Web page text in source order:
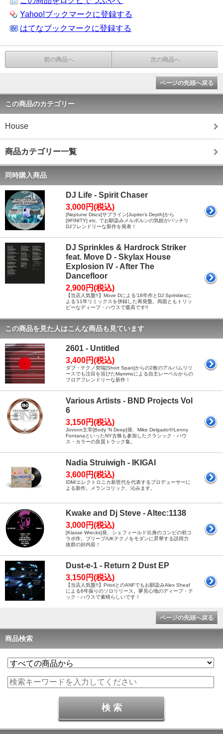
Yahoo!ブックマークに登録する
はてなブックマークに登録する
前の商品へ 次の商品へ
ページの先頭へ戻る
この商品のカテゴリー
House
商品カテゴリー一覧
同時購入商品
DJ Life - Spirit Chaser
3,000円(税込)
[Neptune Discs]サブライン[Jupiter’s Depth]から
[9FINITY] etc. でお馴染みメルボルンの気鋭がバッチリ
DJフレンドリーな新作を発表！
DJ Sprinkles & Hardrock Striker
feat. Move D - Skylax House
Explosion IV - After The
Dancefloor
2,900円(税込)
【当店人気盤!!】Move Dによる'18年作とDJ Sprinklesに
よる'11年リミックスを併録した再発盤。両面ともトリッ
ピーなディープ・ハウスで最高です!!
この商品を見た人はこんな商品も見ています
2601 - Untitled
3,400円(税込)
ダブ・テクノ突端[Short Span]からの2枚のアルバムリリ
ースでも注目を浴びたMammoによる自主レーベルからの
フロアフレンドリーな新作！
Various Artists - BND Projects Vol
6
3,150円(税込)
Jovonn主宰[Body 'N Deep]発、Mike DelgadoやLenny
FontanaといったNY古株も参加したクラシック・ハウ
ス・カラーの良質トラック集。
Nadia Struiwigh - IKIGAI
3,600円(税込)
IDM/エレクトロニカ新世代を代表するプロデューサーに
よる新作。メランコリック、沁みます。
Kwake and Dj Steve - Altec:1138
3,000円(税込)
[Klasse Wrecks]発、シェフィールド出身のコンビの初コ
ラボ作。ブリープ/UKテクノをモダンに昇華する説得力
抜群の好内容！
Dust-e-1 - Return 2 Dust EP
3,150円(税込)
【当店人気盤!!】PrioriとのANFでもお馴染みAlex Sheaf
による6年振りのソロリリース。夢見心地のディープ・テ
ック・ハウスで素晴らしいです！
ページの先頭へ戻る
商品検索